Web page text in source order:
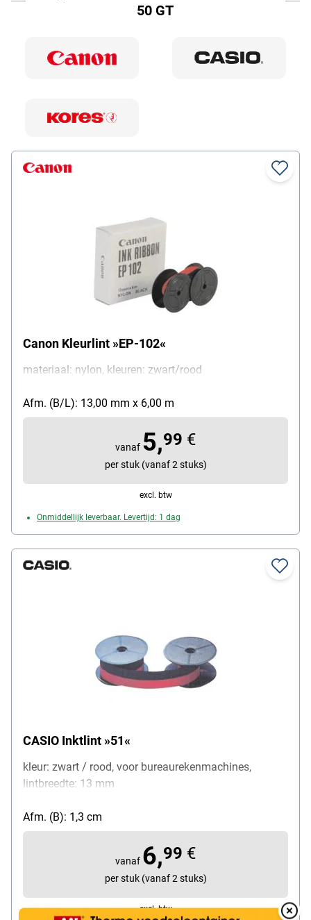
Overlay
50 GT
Canon Kleurlint »EP-102«
materiaal: nylon, kleuren: zwart/rood
Afm. (B/L): 13,00 mm x 6,00 m
vanaf 5,99 €
per stuk (vanaf 2 stuks)
excl. btw
Onmiddellijk leverbaar. Levertijd: 1 dag
CASIO Inktlint »51«
kleur: zwart / rood, voor bureaurekenmachines,
lintbreedte: 13 mm
Afm. (B): 1,3 cm
vanaf 6,99 €
per stuk (vanaf 2 stuks)
excl. btw